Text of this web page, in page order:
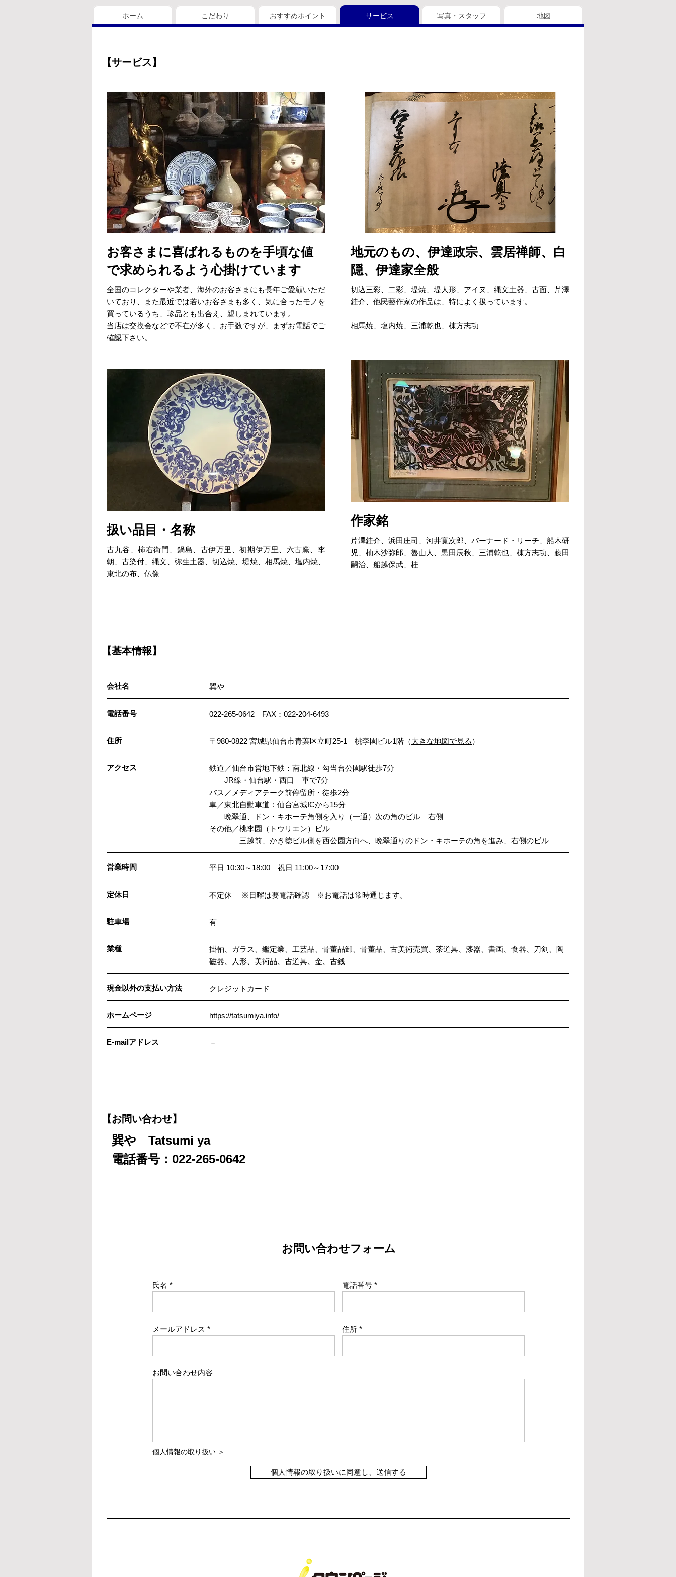
ホーム こだわり おすすめポイント サービス 写真・スタッフ 地図
【サービス】
お客さまに喜ばれるものを手頃な値
で求められるよう心掛けています
全国のコレクターや業者、海外のお客さまにも長年ご愛顧いただ
いており、また最近では若いお客さまも多く、気に合ったモノを
買っているうち、珍品とも出合え、親しまれています。
当店は交換会などで不在が多く、お手数ですが、まずお電話でご
確認下さい。
扱い品目・名称
古九谷、柿右衛門、鍋島、古伊万里、初期伊万里、六古窯、李
朝、古染付、縄文、弥生土器、切込焼、堤焼、相馬焼、塩内焼、
東北の布、仏像
地元のもの、伊達政宗、雲居禅師、白
隠、伊達家全般
切込三彩、二彩、堤焼、堤人形、アイヌ、縄文土器、古面、芹澤
銈介、他民藝作家の作品は、特によく扱っています。
相馬焼、塩内焼、三浦乾也、棟方志功
作家銘
芹澤銈介、浜田庄司、河井寛次郎、バーナード・リーチ、船木研
児、柚木沙弥郎、魯山人、黒田辰秋、三浦乾也、棟方志功、藤田
嗣治、船越保武、桂
【基本情報】
会社名 巽や
電話番号 022-265-0642 FAX：022-204-6493
住所 〒980-0822 宮城県仙台市青葉区立町25-1 桃李園ビル1階（大きな地図で見る ）
アクセス
鉄道／仙台市営地下鉄：南北線・勾当台公園駅徒歩7分
JR線・仙台駅・西口 車で7分
バス／メディアテーク前停留所・徒歩2分
車／東北自動車道：仙台宮城ICから15分
晩翠通、ドン・キホーテ角側を入り（一通）次の角のビル 右側
その他／桃李園（トウリエン）ビル
三越前、かき徳ビル側を西公園方向へ、晩翠通りのドン・キホーテの角を進み、右側のビル
営業時間 平日 10:30～18:00 祝日 11:00～17:00
定休日 不定休 ※日曜は要電話確認 ※お電話は常時通じます。
駐車場 有
業種
掛軸、ガラス、鑑定業、工芸品、骨董品卸、骨董品、古美術売買、茶道具、漆器、書画、食器、刀剣、陶
磁器、人形、美術品、古道具、金、古銭
現金以外の支払い方法 クレジットカード
ホームページ https://tatsumiya.info/
E-mailアドレス －
【お問い合わせ】
巽や Tatsumi ya
電話番号：022-265-0642
お問い合わせフォーム
氏名 電話番号
メールアドレス 住所
お問い合わせ内容
個人情報の取り扱い ＞
個人情報の取り扱いに同意し、送信する